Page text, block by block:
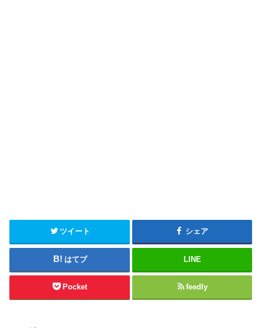
ツイート シェア
はてブ LINE
Pocket feedly